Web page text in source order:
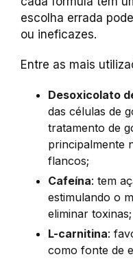
escolha errada
ou ineficazes.
Entre as mais
Desoxicolato
das células de
tratamento de
principalmente
flancos;
Cafeína: tem
estimulando o
eliminar toxinas;
L-carnitina:
como fonte de